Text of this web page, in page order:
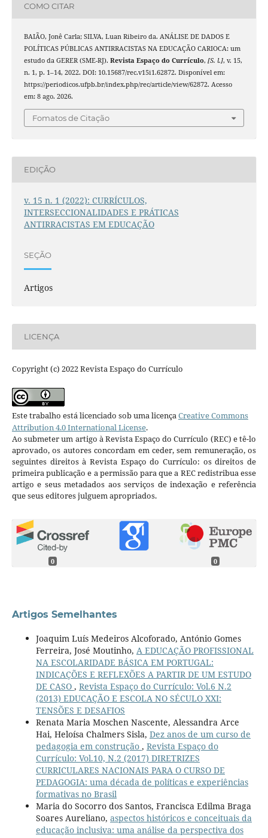
COMO CITAR
BAIÃO, Jonê Carla; SILVA, Luan Ribeiro da. ANÁLISE DE DADOS E
POLÍTICAS PÚBLICAS ANTIRRACISTAS NA EDUCAÇÃO CARIOCA: um
estudo da GERER (SME-RJ). Revista Espaço do Currículo, [S. l.], v. 15,
n. 1, p. 1–14, 2022. DOI: 10.15687/rec.v15i1.62872. Disponível em:
https://periodicos.ufpb.br/index.php/rec/article/view/62872. Acesso
em: 8 ago. 2026.
Fomatos de Citação
EDIÇÃO
v. 15 n. 1 (2022): CURRÍCULOS,
INTERSECCIONALIDADES E PRÁTICAS
ANTIRRACISTAS EM EDUCAÇÃO
SEÇÃO
Artigos
LICENÇA
Copyright (c) 2022 Revista Espaço do Currículo
Este trabalho está licenciado sob uma licençaCreative Commons
Attribution 4.0 International License.
Ao submeter um artigo à Revista Espaço do Currículo (REC) e tê-lo
aprovado, os autores concordam em ceder, sem remuneração, os
seguintes direitos à Revista Espaço do Currículo: os direitos de
primeira publicação e a permissão para que a REC redistribua esse
artigo e seus metadados aos serviços de indexação e referência
que seus editores julguem apropriados.
0 0
Artigos Semelhantes
Joaquim Luís Medeiros Alcoforado, António Gomes
Ferreira, José Moutinho, A EDUCAÇÃO PROFISSIONAL
NA ESCOLARIDADE BÁSICA EM PORTUGAL:
INDICAÇÕES E REFLEXÕES A PARTIR DE UM ESTUDO
DE CASO , Revista Espaço do Currículo: Vol.6 N.2
(2013) EDUCAÇÃO E ESCOLA NO SÉCULO XXI:
TENSÕES E DESAFIOS
Renata Maria Moschen Nascente, Alessandra Arce
Hai, Heloísa Chalmers Sisla, Dez anos de um curso de
pedagogia em construção , Revista Espaço do
Currículo: Vol.10, N.2 (2017) DIRETRIZES
CURRICULARES NACIONAIS PARA O CURSO DE
PEDAGOGIA: uma década de políticas e experiências
formativas no Brasil
Maria do Socorro dos Santos, Francisca Edilma Braga
Soares Aureliano, aspectos históricos e conceituais da
educação inclusiva: uma análise da perspectiva dos